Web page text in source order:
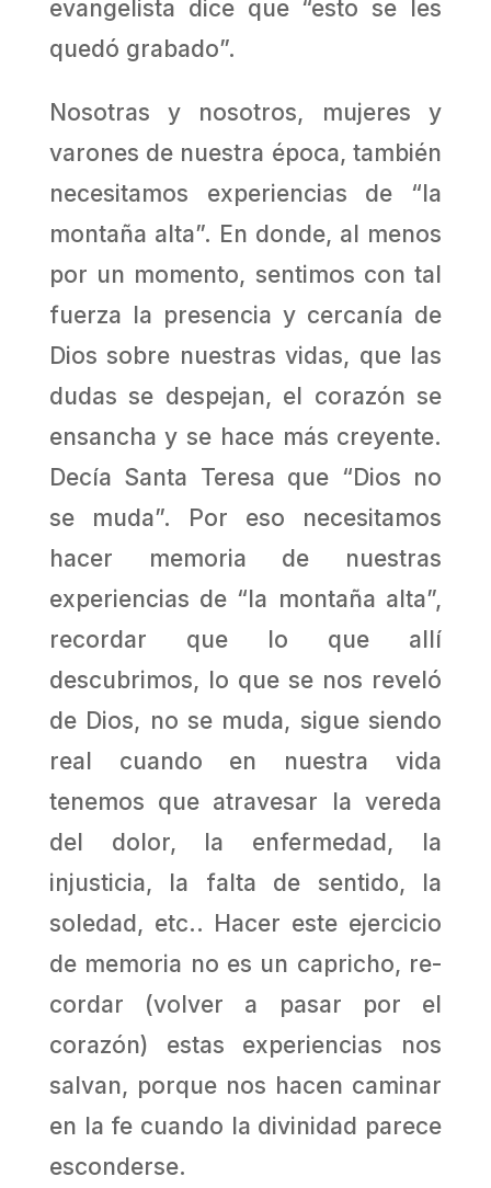
evangelista dice que “esto se les
quedó grabado”.
Nosotras y nosotros, mujeres y
varones de nuestra época, también
necesitamos experiencias de “la
montaña alta”. En donde, al menos
por un momento, sentimos con tal
fuerza la presencia y cercanía de
Dios sobre nuestras vidas, que las
dudas se despejan, el corazón se
ensancha y se hace más creyente.
Decía Santa Teresa que “Dios no
se muda”. Por eso necesitamos
hacer memoria de nuestras
experiencias de “la montaña alta”,
recordar que lo que allí
descubrimos, lo que se nos reveló
de Dios, no se muda, sigue siendo
real cuando en nuestra vida
tenemos que atravesar la vereda
del dolor, la enfermedad, la
injusticia, la falta de sentido, la
soledad, etc.. Hacer este ejercicio
de memoria no es un capricho, re-
cordar (volver a pasar por el
corazón) estas experiencias nos
salvan, porque nos hacen caminar
en la fe cuando la divinidad parece
esconderse.